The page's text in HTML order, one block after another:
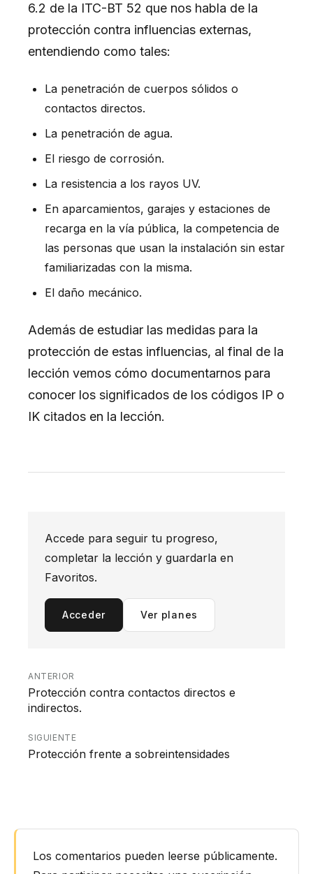
6.2 de la ITC-BT 52 que nos habla de la
protección contra influencias externas,
entendiendo como tales:
La penetración de cuerpos sólidos o
contactos directos.
La penetración de agua.
El riesgo de corrosión.
La resistencia a los rayos UV.
En aparcamientos, garajes y estaciones de
recarga en la vía pública, la competencia de
las personas que usan la instalación sin estar
familiarizadas con la misma.
El daño mecánico.
Además de estudiar las medidas para la
protección de estas influencias, al final de la
lección vemos cómo documentarnos para
conocer los significados de los códigos IP o
IK citados en la lección.
Accede para seguir tu progreso,
completar la lección y guardarla en
Favoritos.
Acceder Ver planes
ANTERIOR
Protección contra contactos directos e
indirectos.
SIGUIENTE
Protección frente a sobreintensidades
Interacciones
conLos comentarios pueden leerse públicamente.